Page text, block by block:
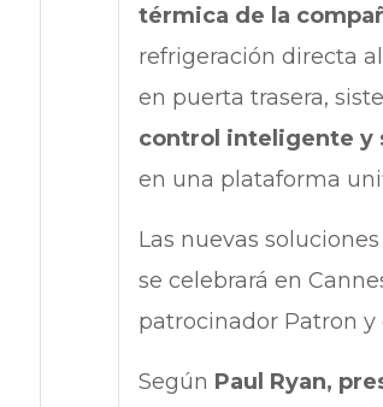
térmica de la
refrigeración directa
en puerta trasera,
control inteligente y
en una plataforma
Las nuevas
se celebrará en
patrocinador Patron y
Según Paul Ryan,